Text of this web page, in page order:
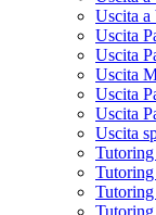
Uscita a
Uscita
Uscita
Uscita
Uscita
Uscita
Uscita
Tutoring
Tutoring
Tutoring